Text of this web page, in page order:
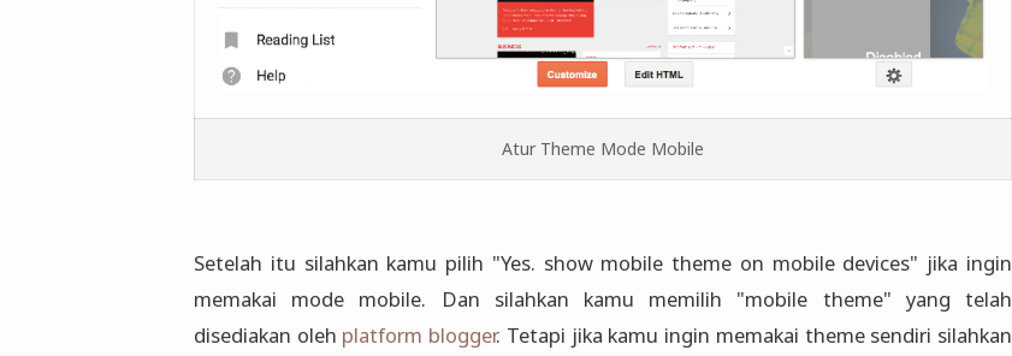
Atur Theme Mode Mobile
Setelah itu silahkan kamu pilih "Yes. show mobile theme on mobile devices" jika ingin
memakai mode mobile. Dan silahkan kamu memilih "mobile theme" yang telah
disediakan oleh platform blogger. Tetapi jika kamu ingin memakai theme sendiri silahkan